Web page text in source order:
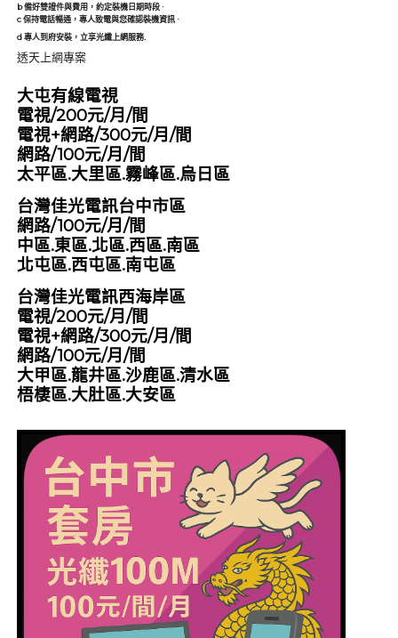
b備好雙證件與費用，約定裝機日期時段 ·
c 保持電話暢通，專人致電與您確認裝機資訊 ·
d 專人到府安裝，立享光纖上網服務.
透天上網專案
大屯有線電視
電視/200元/月/間
電視+網路/300元/月/間
網路/100元/月/間
太平區.大里區.霧峰區.烏日區
台灣佳光電訊台中市區
網路/100元/月/間
中區.東區.北區.西區.南區
北屯區.西屯區.南屯區
台灣佳光電訊西海岸區
電視/200元/月/間
電視+網路/300元/月/間
網路/100元/月/間
大甲區.龍井區.沙鹿區.清水區
梧棲區.大肚區.大安區